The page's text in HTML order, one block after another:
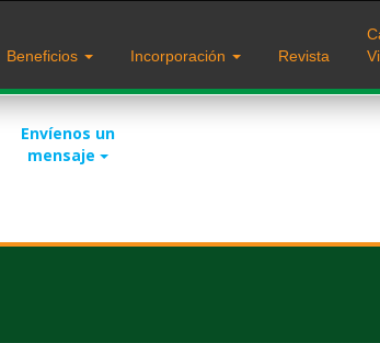
Beneficios Incorporación Revista
Envíenos un
mensaje